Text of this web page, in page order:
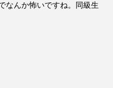
なんか怖いですね。同級生